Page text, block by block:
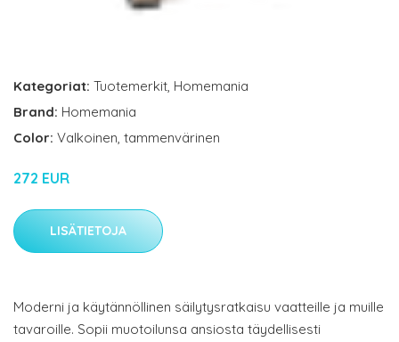
Kategoriat: Tuotemerkit, Homemania
Brand: Homemania
Color: Valkoinen, tammenvärinen
272 EUR
LISÄTIETOJA
Moderni ja käytännöllinen säilytysratkaisu vaatteille ja muille
tavaroille. Sopii muotoilunsa ansiosta täydellisesti